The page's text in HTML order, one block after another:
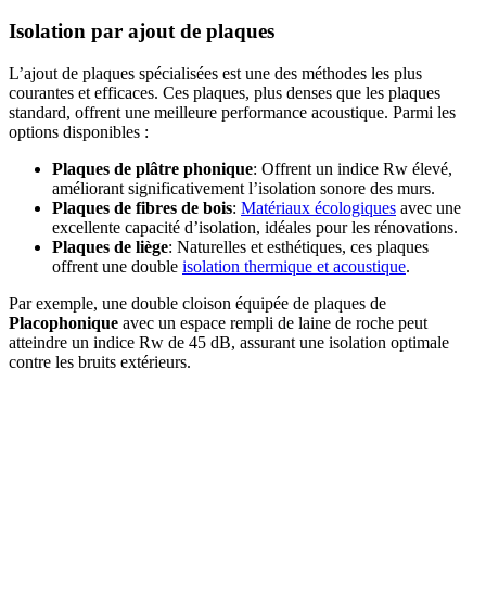
Isolation par ajout de plaques
L’ajout de plaques spécialisées est une des méthodes les plus
courantes et efficaces. Ces plaques, plus denses que les plaques
standard, offrent une meilleure performance acoustique. Parmi les
options disponibles :
Plaques de plâtre phonique: Offrent un indice Rw élevé,
améliorant significativement l’isolation sonore des murs.
Plaques de fibres de bois: Matériaux écologiques avec une
excellente capacité d’isolation, idéales pour les rénovations.
Plaques de liège: Naturelles et esthétiques, ces plaques
offrent une double isolation thermique et acoustique.
Par exemple, une double cloison équipée de plaques de
Placophonique avec un espace rempli de laine de roche peut
atteindre un indice Rw de 45 dB, assurant une isolation optimale
contre les bruits extérieurs.